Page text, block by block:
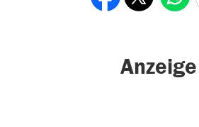
Anzeige